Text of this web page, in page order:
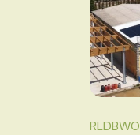
RLDBWO